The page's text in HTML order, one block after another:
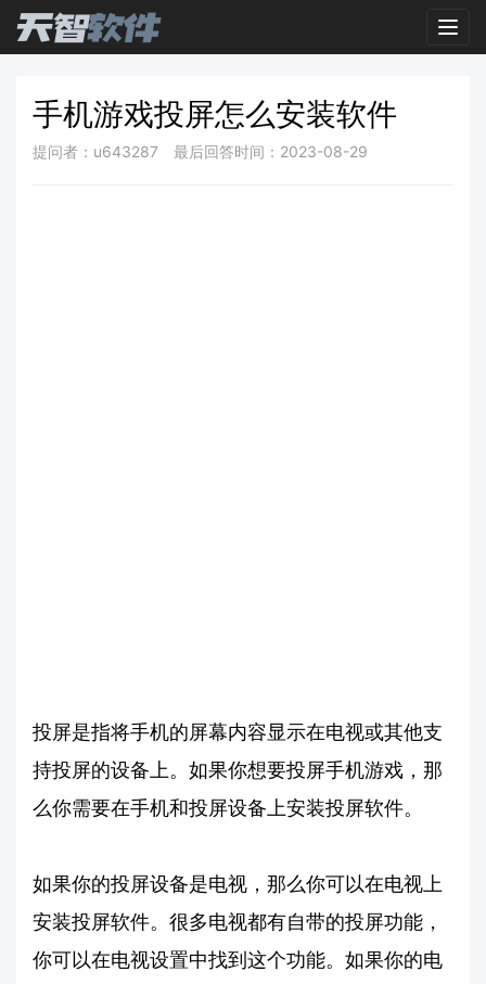
手机游戏投屏怎么安装软件
提问者：u643287 最后回答时间：2023-08-29
投屏是指将手机的屏幕内容显示在电视或其他支
持投屏的设备上。如果你想要投屏手机游戏，那
么你需要在手机和投屏设备上安装投屏软件。
如果你的投屏设备是电视，那么你可以在电视上
安装投屏软件。很多电视都有自带的投屏功能，
你可以在电视设置中找到这个功能。如果你的电